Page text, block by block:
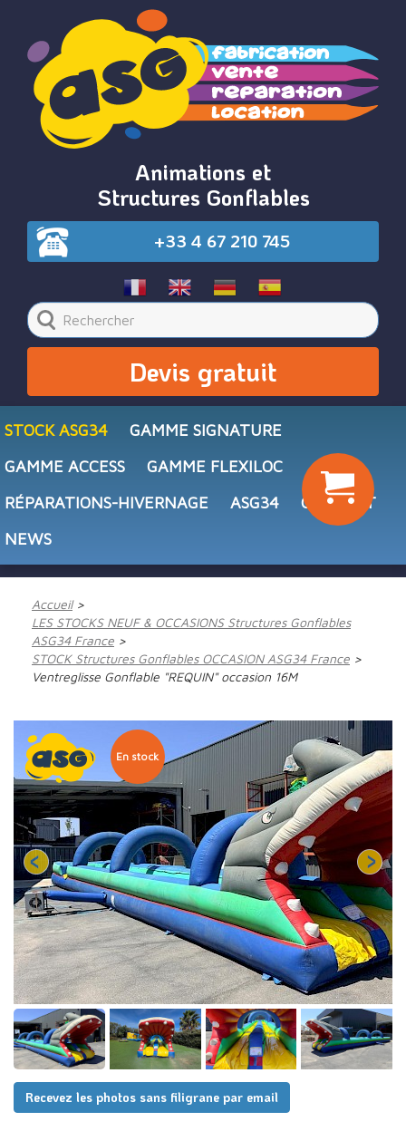
Animations et
Structures Gonflables
+33 4 67 210 745
Devis gratuit
STOCK ASG34
GAMME SIGNATURE
GAMME ACCESS
GAMME FLEXILOC
RÉPARATIONS-HIVERNAGE
ASG34
CONTACT
NEWS
Accueil
LES STOCKS NEUF & OCCASIONS Structures Gonflables
ASG34 France
STOCK Structures Gonflables OCCASION ASG34 France
Ventreglisse Gonflable "REQUIN" occasion 16M
Recevez les photos sans filigrane par email
En stock